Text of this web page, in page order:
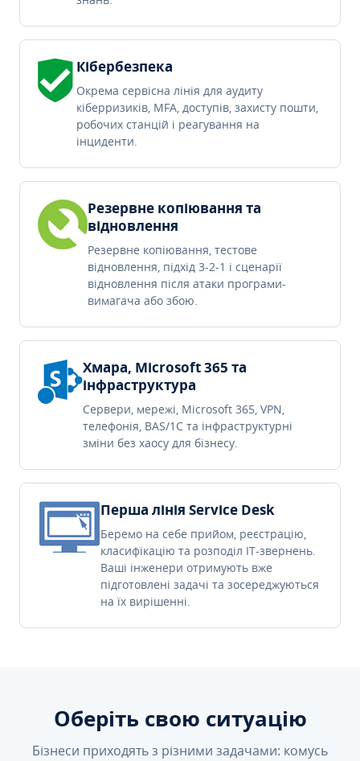
Кібербезпека
Окрема сервісна лінія для аудиту
кіберризиків, MFA, доступів, захисту пошти,
робочих станцій і реагування на
інциденти.
Резервне копіювання та
відновлення
Резервне копіювання, тестове
відновлення, підхід 3-2-1 і сценарії
відновлення після атаки програми-
вимагача або збою.
Хмара, Microsoft 365 та
інфраструктура
Сервери, мережі, Microsoft 365, VPN,
телефонія, BAS/1C та інфраструктурні
зміни без хаосу для бізнесу.
Перша лінія Service Desk
Беремо на себе прийом, реєстрацію,
класифікацію та розподіл IT-звернень.
Ваші інженери отримують вже
підготовлені задачі та зосереджуються
на їх вирішенні.
Оберіть свою ситуацію
Бізнеси приходять з різними задачами: комусь